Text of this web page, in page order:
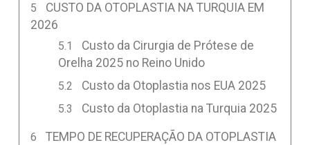
CUSTO DA OTOPLASTIA NA TURQUIA EM
2026
Custo da Cirurgia de Prótese de
Orelha 2025 no Reino Unido
Custo da Otoplastia nos EUA 2025
Custo da Otoplastia na Turquia 2025
TEMPO DE RECUPERAÇÃO DA OTOPLASTIA